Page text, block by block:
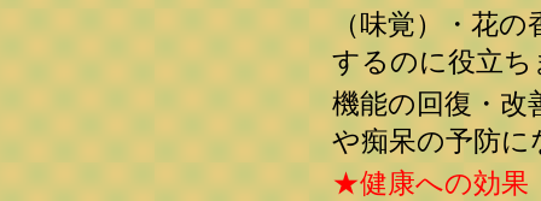
（味覚）・花
するのに役立ち
機能の回復・改
や痴呆の予防に
★健康への効果